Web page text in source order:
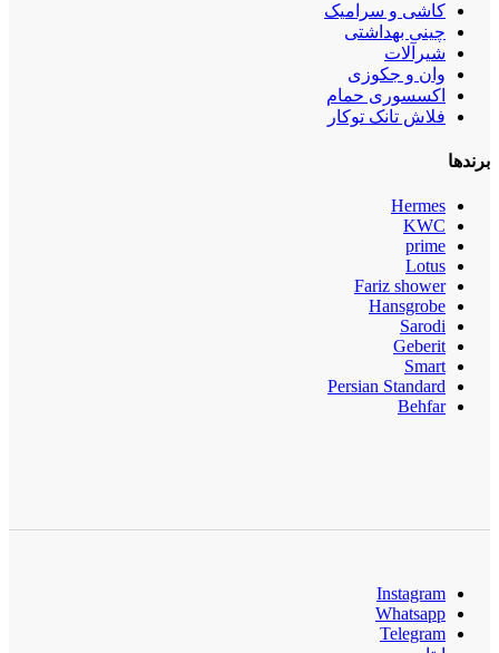
کاشی و سرامیک
چینی بهداشتی
شیرآلات
وان و جکوزی
اکسسوری حمام
فلاش تانک توکار
برندها
Hermes
KWC
prime
Lotus
Fariz shower
Hansgrobe
Sarodi
Geberit
Smart
Persian Standard
Behfar
Instagram
Whatsapp
Telegram